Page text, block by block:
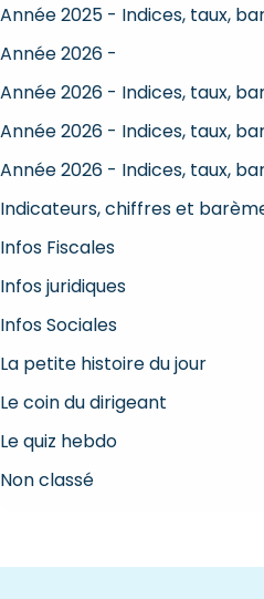
Année 2025 - Indices, taux,
Année 2026 -
Année 2026 - Indices, taux,
Année 2026 - Indices, taux,
Année 2026 - Indices, taux,
Indicateurs, chiffres et
Infos Fiscales
Infos juridiques
Infos Sociales
La petite histoire du jour
Le coin du dirigeant
Le quiz hebdo
Non classé